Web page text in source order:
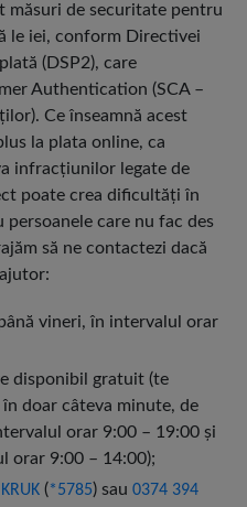
măsuri de securitate pentru
le iei, conform Directivei
(DSP2), care
Authentication (SCA –
Ce înseamnă acest
la plata online, ca
infracţiunilor legate de
poate crea dificultăţi în
care nu fac des
să ne contactezi dacă
vineri, în intervalul orar
disponibil gratuit (te
doar câteva minute, de
orar 9:00 – 19:00 şi
orar 9:00 – 14:00);
(*5785) sau 0374 394